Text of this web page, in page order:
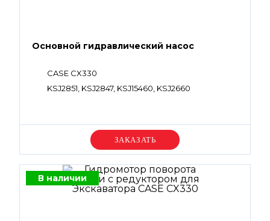
Основной гидравлический насос
CASE CX330
KSJ2851, KSJ2847, KSJ15460, KSJ2660
Уточняйте цену
В наличии